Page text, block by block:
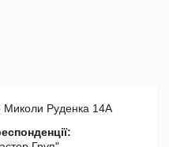
Миколи Руденка 14А